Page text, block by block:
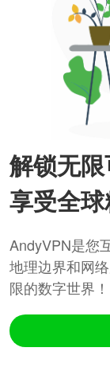
解锁无限
享受全球
AndyVPN是您
地理边界和网
限的数字世界！